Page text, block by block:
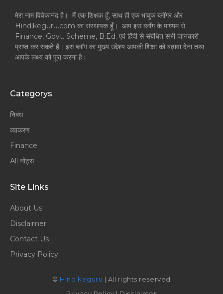
मेरा नाम विवेकानंद है। मैं एक शिक्षक हूँ, साथ ही एक भावुक ब्लॉगर और
Hindikeguru.com का संस्थापक हूँ। आप इस ब्लॉग के माध्यम से
Finance, Govt. Scheme, B.Ed. एवं हिंदी से संबंधित सभी जानकारी
प्राप्त कर सकते हैं। इस ब्लॉग का मुख्य उद्देश्य आपकी शिक्षा को बढ़ावा देना तथा
आपके लक्ष्य को पूरा करना है।
Categorys
निबंध
व्याकरण
Finance
All नोट्स
Site Links
About Us
Disclaimer
Contact Us
Privacy Policy
© Hindikeguru | All rights reserved